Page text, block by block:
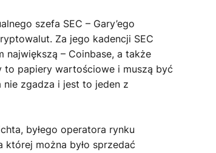
szefa SEC – Gary’ego
Za jego kadencji SEC
największą – Coinbase, a także
to papiery wartościowe i muszą być
nie zgadza i jest to jeden z
byłego operatora rynku
której można było sprzedać